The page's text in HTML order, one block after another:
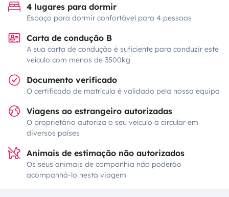
4 lugares para dormir
Espaço para dormir confortável para 4 pessoas
Carta de condução B
A sua carta de condução é suficiente para conduzir este
veículo com menos de 3500kg
Documento verificado
O certificado de matrícula é validado pela nossa equipa
Viagens ao estrangeiro autorizadas
O proprietário autoriza o seu veículo a circular em
diversos países
Animais de estimação não autorizados
Os seus animais de companhia não poderão
acompanhá-lo nesta viagem